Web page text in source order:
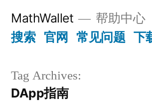
content
MathWallet 帮助中心
搜索 官网 常见问题 下
Tag Archives:
DApp指南